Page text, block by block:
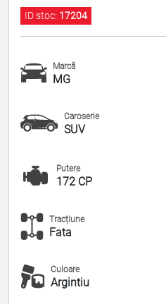
ID stoc: 17204
Marcă
MG
Caroserie
SUV
Putere
172 CP
Tracțiune
Fata
Culoare
Argintiu